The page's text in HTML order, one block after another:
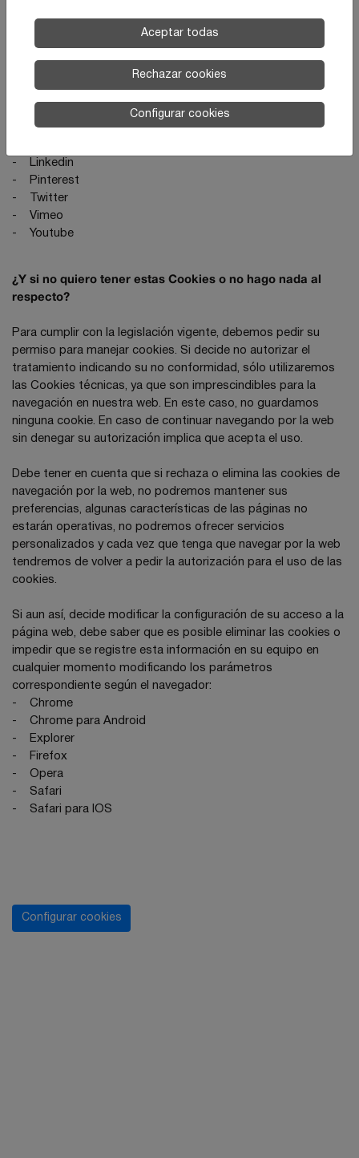
proporcionados por terceros, por ejemplo ver los vídeos
alojados en Vimeo o Youtube.
Conoce a los terceros:
Adobe
Google maps
-
Linkedin
-
Pinterest
-
Twitter
- Vimeo
- Youtube
¿Y si no quiero tener estas Cookies o no hago nada al
respecto?
Para cumplir con la legislación vigente, debemos pedir su
permiso para manejar cookies. Si decide no autorizar el
tratamiento indicando su no conformidad, sólo utilizaremos
las Cookies técnicas, ya que son imprescindibles para la
navegación en nuestra web. En este caso, no guardamos
ninguna cookie. En caso de continuar navegando por la web
sin denegar su autorización implica que acepta el uso.
Debe tener en cuenta que si rechaza o elimina las cookies de
navegación por la web, no podremos mantener sus
preferencias, algunas características de las páginas no
estarán operativas, no podremos ofrecer servicios
personalizados y cada vez que tenga que navegar por la web
tendremos de volver a pedir la autorización para el uso de las
cookies.
Si aun así, decide modificar la configuración de su acceso a la
página web, debe saber que es posible eliminar las cookies o
impedir que se registre esta información en su equipo en
cualquier momento modificando los parámetros
correspondiente según el navegador:
- Chrome
- Chrome para Android
-
Explorer
-
Firefox
- Opera
- Safari
- Safari para IOS
Configurar cookies
Aceptar todas
Rechazar cookies
Configurar cookies